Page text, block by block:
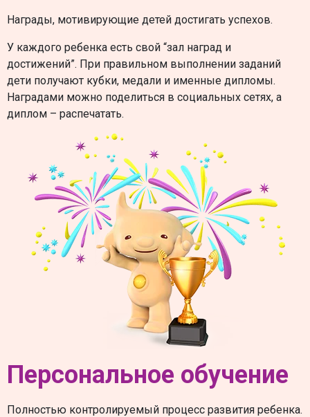
Награды, мотивирующие детей достигать успехов.
У каждого ребенка есть свой “зал наград и
достижений”. При правильном выполнении заданий
дети получают кубки, медали и именные дипломы.
Наградами можно поделиться в социальных сетях, а
диплом – распечатать.
Персональное обучение
Полностью контролируемый процесс развития ребенка.